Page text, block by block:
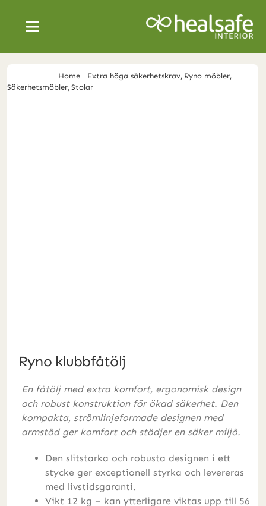
contentToggle
Navigation
Home Extra höga säkerhetskrav Ryno möbler
Säkerhetsmöbler Stolar
Ryno klubbfåtölj
En fåtölj med extra komfort, ergonomisk design
och robust konstruktion för ökad säkerhet. Den
kompakta, strömlinjeformade designen med
armstöd ger komfort och stödjer en säker miljö.
Den slitstarka och robusta designen i ett
stycke ger exceptionell styrka och levereras
med livstidsgaranti.
Vikt 12 kg – kan ytterligare viktas upp till 56